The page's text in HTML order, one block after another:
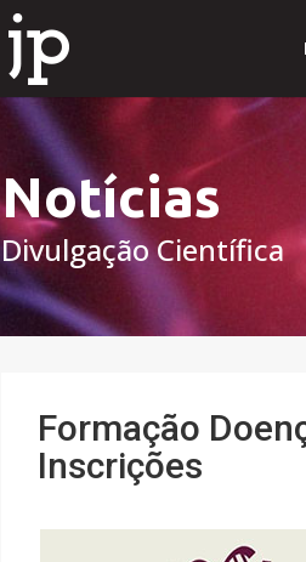
Notícias
Divulgação Científica
Formação
Inscrições